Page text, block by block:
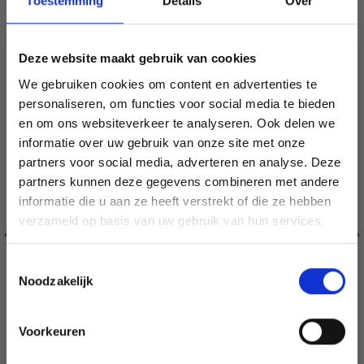
Deze website maakt gebruik van cookies
We gebruiken cookies om content en advertenties te
personaliseren, om functies voor social media te bieden
en om ons websiteverkeer te analyseren. Ook delen we
informatie over uw gebruik van onze site met onze
partners voor social media, adverteren en analyse. Deze
partners kunnen deze gegevens combineren met andere
informatie die u aan ze heeft verstrekt of die ze hebben
verzameld op basis van uw gebruik van hun services.
Noodzakelijk
Voorkeuren
DMC MOULINÉ SPÉCIAL 25 FIL À BRODER, COULEURS
Économisez jusqu'à 50 %
Soyez le premier à connaître nos soldes et